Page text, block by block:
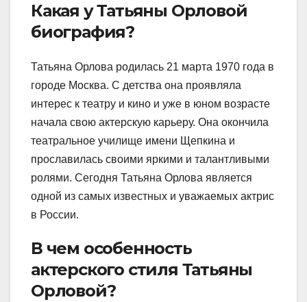
Какая у Татьяны Орловой
биография?
Татьяна Орлова родилась 21 марта 1970 года в
городе Москва. С детства она проявляла
интерес к театру и кино и уже в юном возрасте
начала свою актерскую карьеру. Она окончила
театральное училище имени Щепкина и
прославилась своими яркими и талантливыми
ролями. Сегодня Татьяна Орлова является
одной из самых известных и уважаемых актрис
в России.
В чем особенность
актерского стиля Татьяны
Орловой?